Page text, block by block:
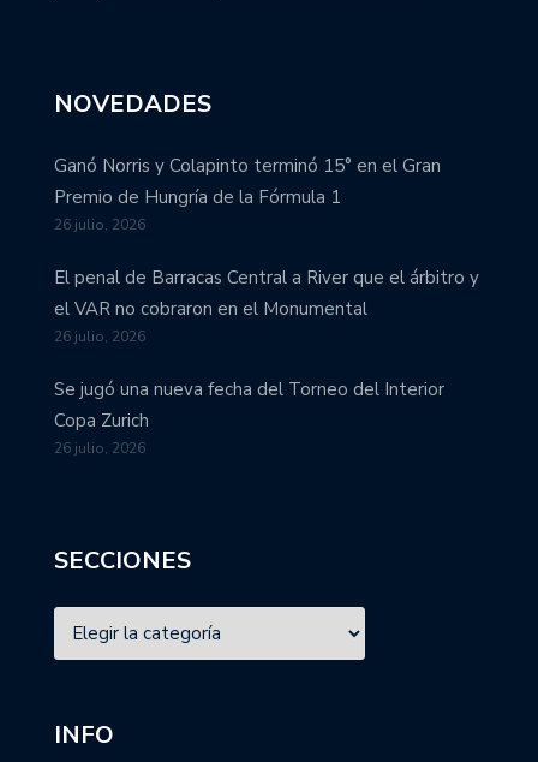
NOVEDADES
Ganó Norris y Colapinto terminó 15° en el Gran
Premio de Hungría de la Fórmula 1
26 julio, 2026
El penal de Barracas Central a River que el árbitro y
el VAR no cobraron en el Monumental
26 julio, 2026
Se jugó una nueva fecha del Torneo del Interior
Copa Zurich
26 julio, 2026
SECCIONES
INFO